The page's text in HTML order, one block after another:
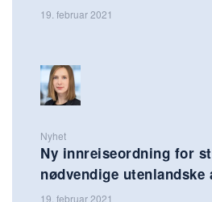
19. februar 2021
Nyhet
Ny innreiseordning for
nødvendige utenlandske
19. februar 2021